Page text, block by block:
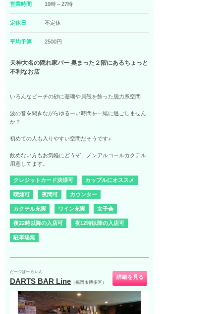
営業時間 19時～27時
定休日 不定休
平均予算 2500円
天神大名の隠れ家バー 奥まった２階にあるちょっと
不利なお店
いろんなビーチの砂に珊瑚や貝殻を飾った脱力系空間
波の音を聞きながらゆるーい時間を一緒に過ごしません
か？
初めての人も入りやすい空間だそうです♪
飲めない方もお気軽にどうぞ、ノンアルコールカクテル
用意してます。
クレジットカード決済可 カップルにオススメ
喫煙可 夜間可 カウンター
カクテル充実 ワイン充実 女子会
夜22時以降の入店可 夜12時以降の入店可
駐車場無
だーつばー らいん
DARTS BAR Line （福岡市博多区）
詳細を見る